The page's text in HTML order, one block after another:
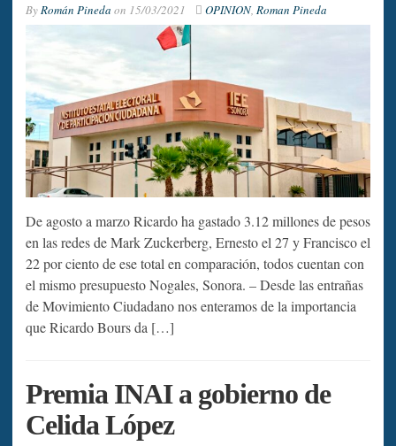
ByRomán Pineda on 15/03/2021 OPINION, Roman Pineda
De agosto a marzo Ricardo ha gastado 3.12 millones de pesos
en las redes de Mark Zuckerberg, Ernesto el 27 y Francisco el
22 por ciento de ese total en comparación, todos cuentan con
el mismo presupuesto Nogales, Sonora. – Desde las entrañas
de Movimiento Ciudadano nos enteramos de la importancia
que Ricardo Bours da […]
Premia INAI a gobierno de
Celida López